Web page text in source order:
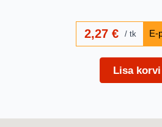
2,27€ tk
Lisa korvi